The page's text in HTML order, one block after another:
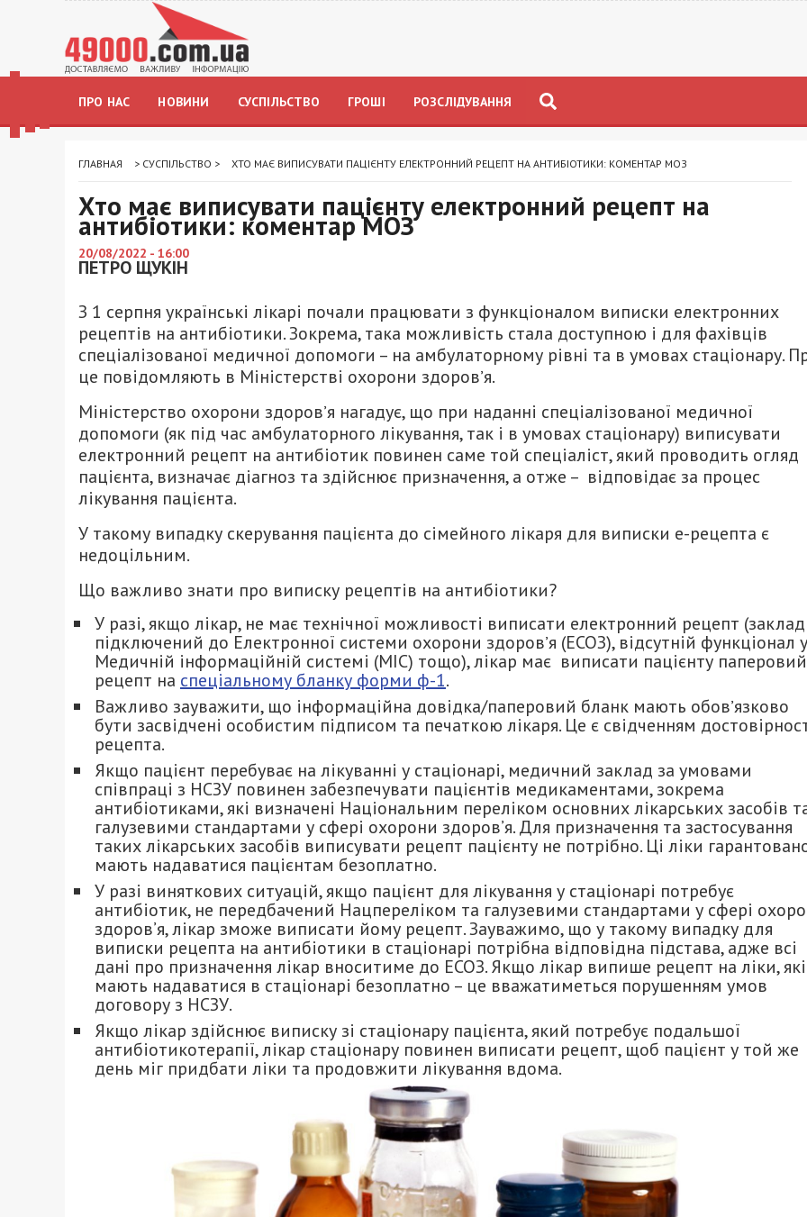
ПРО НАС НОВИНИ СУСПІЛЬСТВО ГРОШІ РОЗСЛІДУВАННЯ
ГЛАВНАЯ > СУСПІЛЬСТВО > ХТО МАЄ ВИПИСУВАТИ ПАЦІЄНТУ ЕЛЕКТРОННИЙ РЕЦЕПТ НА АНТИБІОТИКИ: КОМЕНТАР МОЗ
Хто має виписувати пацієнту електронний рецепт на
антибіотики: коментар МОЗ
20/08/2022 - 16:00
ПЕТРО ЩУКІН
З 1 серпня українські лікарі почали працювати з функціоналом виписки електронних
рецептів на антибіотики. Зокрема, така можливість стала доступною і для фахівців
спеціалізованої медичної допомоги – на амбулаторному рівні та в умовах стаціонару.
це повідомляють в Міністерстві охорони здоровʼя.
Міністерство охорони здоровʼя нагадує, що при наданні спеціалізованої медичної
допомоги (як під час амбулаторного лікування, так і в умовах стаціонару) виписувати
електронний рецепт на антибіотик повинен саме той спеціаліст, який проводить огляд
пацієнта, визначає діагноз та здійснює призначення, а отже – відповідає за процес
лікування пацієнта.
У такому випадку скерування пацієнта до сімейного лікаря для виписки е-рецепта є
недоцільним.
Що важливо знати про виписку рецептів на антибіотики?
У разі, якщо лікар, не має технічної можливості виписати електронний рецепт
підключений до Електронної системи охорони здоровʼя (ЕСОЗ), відсутній функціонал у
Медичній інформаційній системі (МІС) тощо), лікар має виписати пацієнту паперовий
рецепт на спеціальному бланку форми ф-1.
Важливо зауважити, що інформаційна довідка/паперовий бланк мають обовʼязково
бути засвідчені особистим підписом та печаткою лікаря. Це є свідченням
рецепта.
Якщо пацієнт перебуває на лікуванні у стаціонарі, медичний заклад за умовами
співпраці з НСЗУ повинен забезпечувати пацієнтів медикаментами, зокрема
антибіотиками, які визначені Національним переліком основних лікарських засобів
галузевими стандартами у сфері охорони здоров’я. Для призначення та застосування
таких лікарських засобів виписувати рецепт пацієнту не потрібно. Ці ліки
мають надаватися пацієнтам безоплатно.
У разі виняткових ситуацій, якщо пацієнт для лікування у стаціонарі потребує
антибіотик, не передбачений Нацпереліком та галузевими стандартами у сфері
здоров’я, лікар зможе виписати йому рецепт. Зауважимо, що у такому випадку для
виписки рецепта на антибіотики в стаціонарі потрібна відповідна підстава, адже всі
дані про призначення лікар вноситиме до ЕСОЗ. Якщо лікар випише рецепт на ліки, які
мають надаватися в стаціонарі безоплатно – це вважатиметься порушенням умов
договору з НСЗУ.
Якщо лікар здійснює виписку зі стаціонару пацієнта, який потребує подальшої
антибіотикотерапії, лікар стаціонару повинен виписати рецепт, щоб пацієнт у той же
день міг придбати ліки та продовжити лікування вдома.